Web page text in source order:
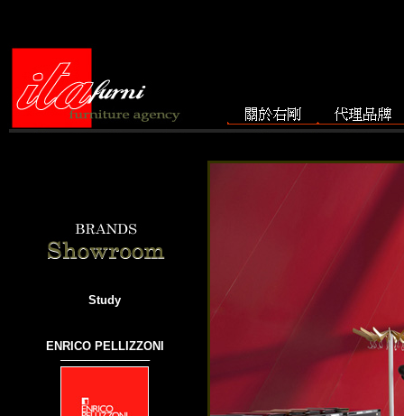
Study
ENRICO PELLIZZONI
───────────